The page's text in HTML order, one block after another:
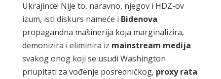
Ukrajince! Nije to, naravno, njegov i HDZ-ov
izum, isti diskurs nameće i Bidenova
propagandna mašinerija koja marginalizira,
demonizira i eliminira iz mainstream medija
svakog onog koji se usudi Washington
priupitati za vođenje posredničkog, proxy rata